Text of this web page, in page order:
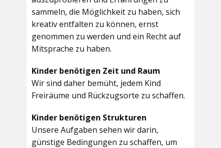
sammeln, die Möglichkeit zu haben, sich
kreativ entfalten zu können, ernst
genommen zu werden und ein Recht auf
Mitsprache zu haben.
Kinder benötigen Zeit und Raum
Wir sind daher bemüht, jedem Kind
Freiräume und Rückzugsorte zu schaffen.
Kinder benötigen Strukturen
Unsere Aufgaben sehen wir darin,
günstige Bedingungen zu schaffen, um